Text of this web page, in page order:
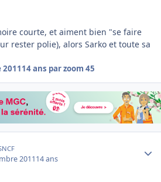
courte, et aiment bien "se faire
rester polie), alors Sarko et toute sa
201114 ans par zoom 45
201114 ans